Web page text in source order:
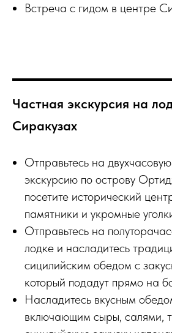
Встреча с гидом в центре
Частная экскурсия на
Сиракузах
Отправьтесь на
экскурсию по острову
посетите исторический
памятники и укромные
Отправьтесь на
лодке и насладитесь
сицилийским обедом с
который подадут прямо на
Насладитесь вкусным
включающим сыры, салями,